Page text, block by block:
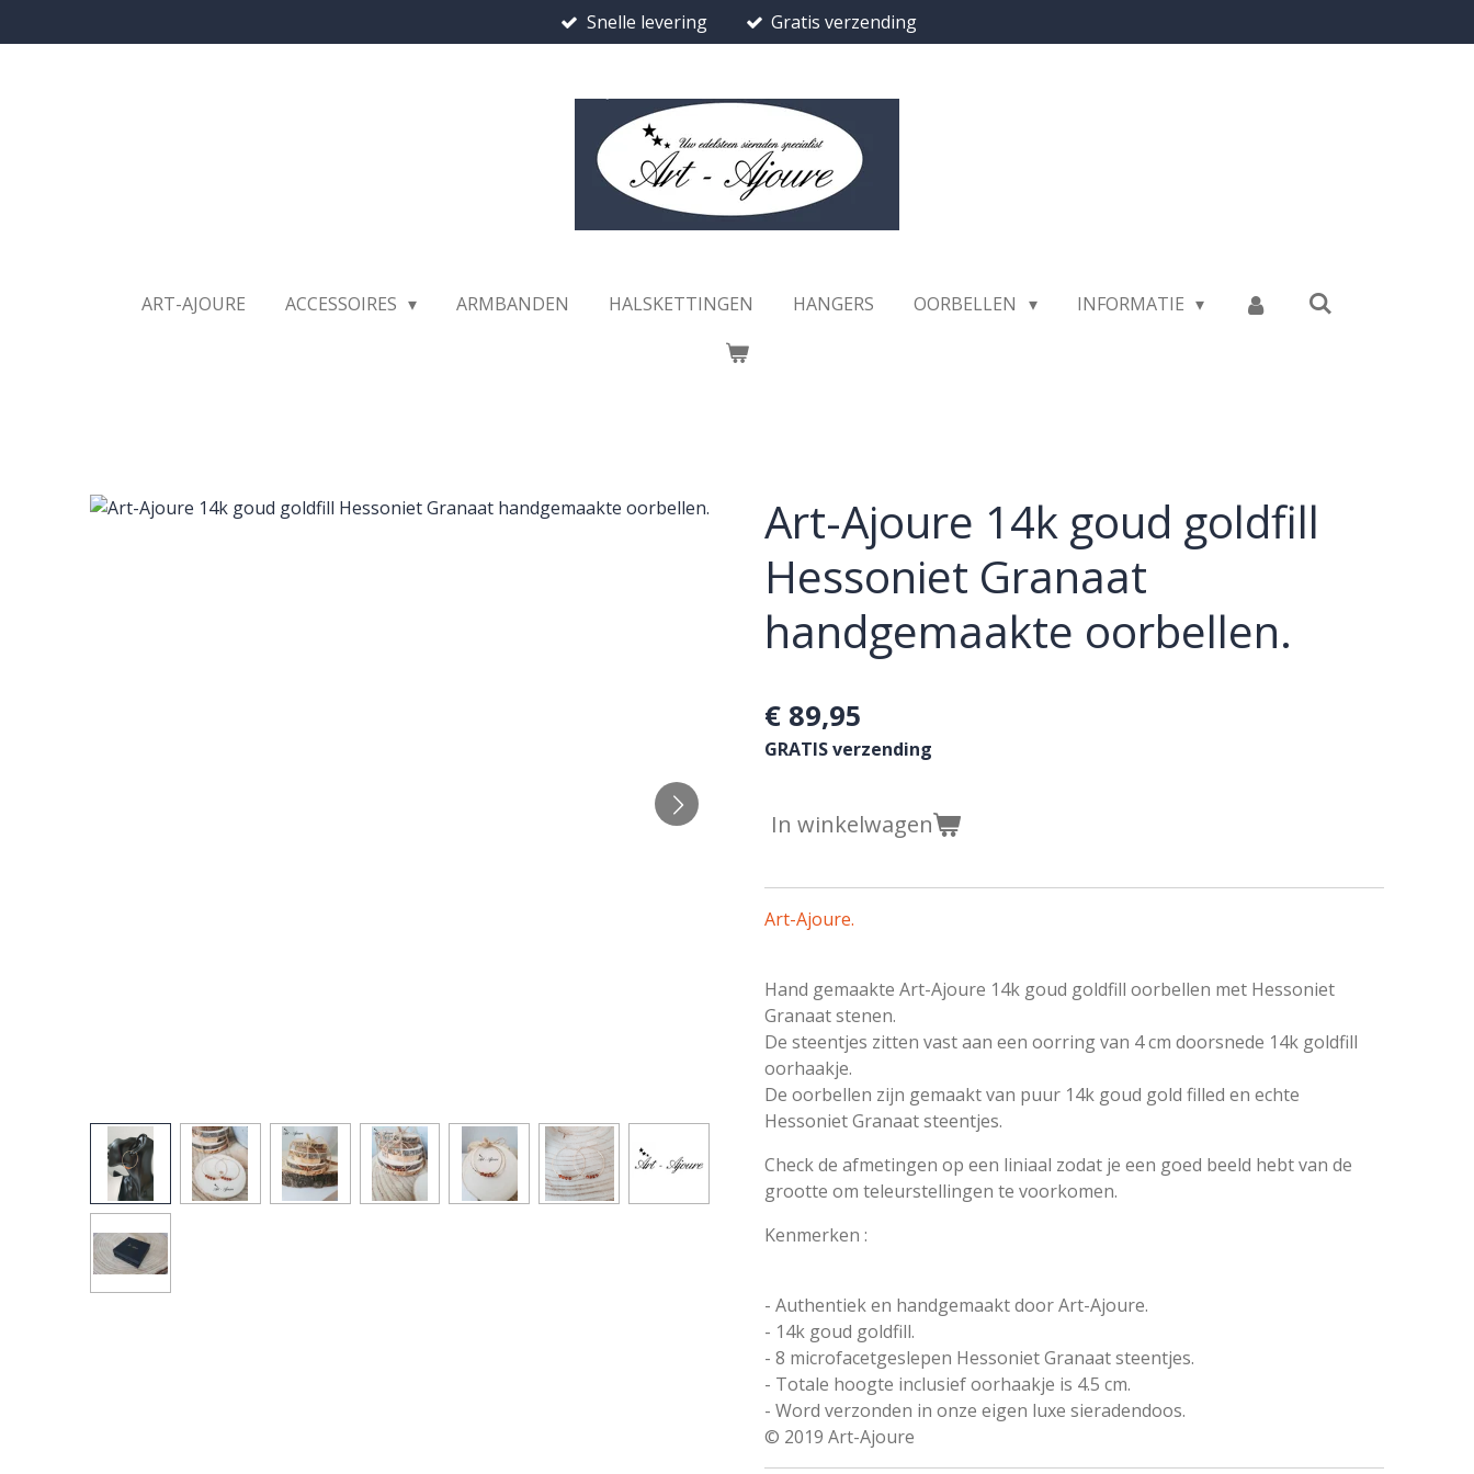
direct
Snelle levering Gratis verzending
ART-AJOURE ACCESSOIRES ARMBANDEN HALSKETTINGEN HANGERS OORBELLEN INFORMATIE
Art-Ajoure 14k goud goldfill
Hessoniet Granaat
handgemaakte oorbellen.
€ 89,95
GRATIS verzending
In winkelwagen
Art-Ajoure.
Hand gemaakte Art-Ajoure 14k goud goldfill oorbellen met Hessoniet
Granaat stenen.
De steentjes zitten vast aan een oorring van 4 cm doorsnede 14k goldfill
oorhaakje.
De oorbellen zijn gemaakt van puur 14k goud gold filled en echte
Hessoniet Granaat steentjes.
Check de afmetingen op een liniaal zodat je een goed beeld hebt van de
grootte om teleurstellingen te voorkomen.
Kenmerken :
- Authentiek en handgemaakt door Art-Ajoure.
- 14k goud goldfill.
- 8 microfacetgeslepen Hessoniet Granaat steentjes.
- Totale hoogte inclusief oorhaakje is 4.5 cm.
- Word verzonden in onze eigen luxe sieradendoos.
© 2019 Art-Ajoure